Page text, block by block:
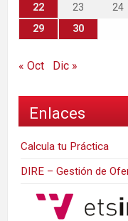
22
23 24
29
30
« Oct Dic »
Enlaces
Calcula tu Práctica
DIRE – Gestión de